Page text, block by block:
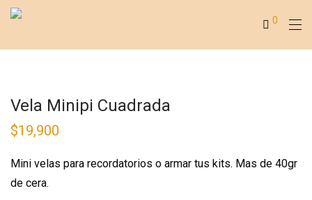
0
Vela Minipi Cuadrada
$19,900
Mini velas para recordatorios o armar tus kits. Mas de 40gr
de cera.